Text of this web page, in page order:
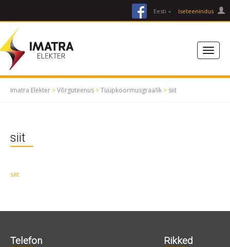
facebookEesti Iseteenindus
Imatra Elekter >Võrguteenus >Tüüpkoormusgraafik > siit
siit
siit
Telefon Rikked